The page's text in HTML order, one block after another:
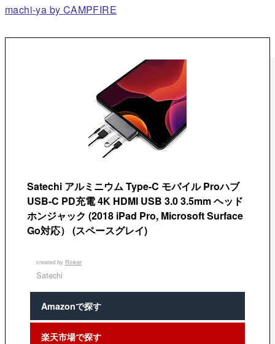
machi-ya by CAMPFIRE
Satechi アルミニウム Type-C モバイル Proハブ
USB-C PD充電 4K HDMI USB 3.0 3.5mm ヘッド
ホンジャック (2018 iPad Pro, Microsoft Surface
Go対応） (スペースグレイ)
created by Rinker
Satechi
Amazonで探す
楽天市場で探す